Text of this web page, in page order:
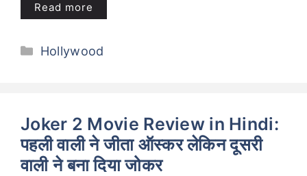
Read more
Categories
Hollywood
Joker 2 Movie Review in Hindi:
पहली वाली ने जीता ऑस्कर लेकिन दूसरी
वाली ने बना दिया जोकर